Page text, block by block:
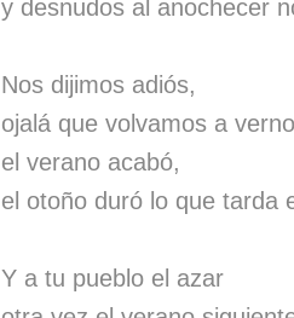
y desnudos al anochecer
Nos dijimos adiós,
ojalá que volvamos a
el verano acabó,
el otoño duró lo que tarda
Y a tu pueblo el azar